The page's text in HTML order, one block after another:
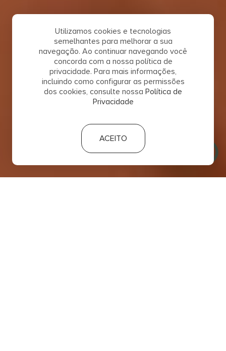
Utilizamos cookies e tecnologias
semelhantes para melhorar a sua
navegação. Ao continuar navegando você
concorda com a nossa política de
privacidade. Para mais informações,
incluindo como configurar as permissões
dos cookies, consulte nossa Política de
Privacidade
ACEITO